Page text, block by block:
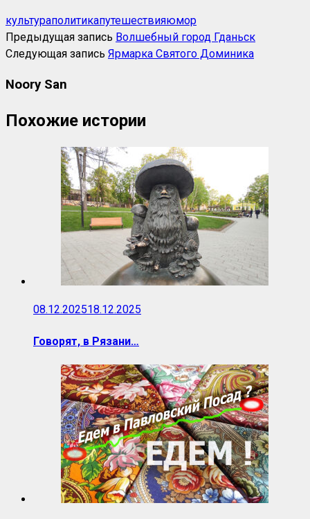
культураполитикапутешествияюмор
Предыдущая запись Волшебный город Гданьск
Следующая запись Ярмарка Святого Доминика
Noory San
Похожие истории
08.12.202518.12.2025
Говорят, в Рязани…